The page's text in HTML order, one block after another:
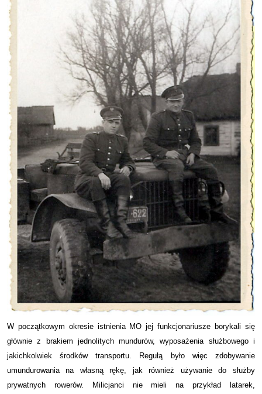
W początkowym okresie istnienia MO jej funkcjonariusze borykali się
głównie z brakiem jednolitych mundurów, wyposażenia służbowego i
jakichkolwiek środków transportu. Regułą było więc zdobywanie
umundurowania na własną rękę, jak również używanie do służby
prywatnych rowerów. Milicjanci nie mieli na przykład latarek,